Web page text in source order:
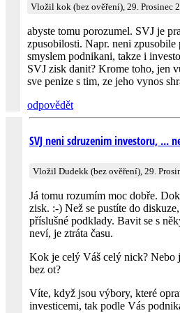
Vložil kok (bez ověření), 29. Prosinec
abyste tomu porozumel. SVJ je
zpusobilosti. Napr. neni
smyslem podnikani, takze i
SVJ zisk danit? Krome toho, jen
sve penize s tim, ze jeho vynos
odpovědět
SVJ neni sdruzenim investoru, ...
Vložil Dudekk (bez ověření), 29.
Já tomu rozumím moc dobře.
zisk. :-) Než se pustíte do
příslušné podklady. Bavit se s
neví, je ztráta času.
Kok je celý Váš celý nick? Nebo
bez ot?
Víte, když jsou výbory, které
investicemi, tak podle Vás